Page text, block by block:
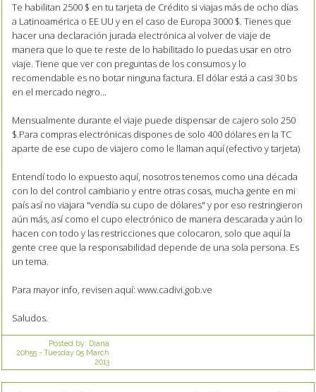
Te habilitan 2500 $ en tu tarjeta de Crédito si viajas más de ocho días
a Latinoamérica o EE UU y en el caso de Europa 3000 $. Tienes que
hacer una declaración jurada electrónica al volver de viaje de
manera que lo que te reste de lo habilitado lo puedas usar en otro
viaje. Tiene que ver con preguntas de los consumos y lo
recomendable es no botar ninguna factura. El dólar está a casi 30 bs
en el mercado negro...
Mensualmente durante el viaje puede dispensar de cajero solo 250
$.Para compras electrónicas dispones de solo 400 dólares en la TC
aparte de ese cupo de viajero como le llaman aquí (efectivo y tarjeta)
Entendí todo lo expuesto aquí, nosotros tenemos como una década
con lo del control cambiario y entre otras cosas, mucha gente en mi
país así no viajara "vendía su cupo de dólares" y por eso restringieron
aún más, así como el cupo electrónico de manera descarada y aún lo
hacen con todo y las restricciones que colocaron, solo que aquí la
gente cree que la responsabilidad depende de una sola persona. Es
un tema.
Para mayor info, revisen aquí: www.cadivi.gob.ve
Saludos.
Posted by: Diana
20h55- Tuesday 05 March
2013